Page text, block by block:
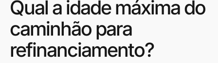
Qual a idade máxima do
caminhão para
refinanciamento?